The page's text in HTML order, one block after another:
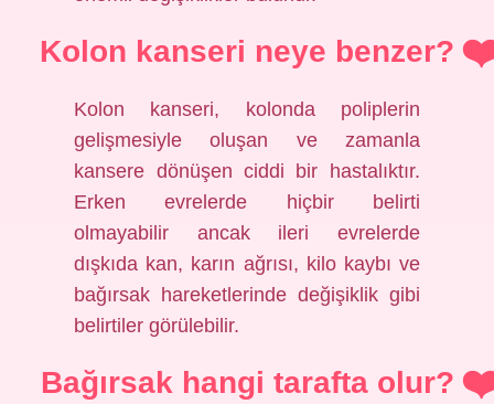
Kolon kanseri neye benzer?
Kolon kanseri, kolonda poliplerin
gelişmesiyle oluşan ve zamanla
kansere dönüşen ciddi bir hastalıktır.
Erken evrelerde hiçbir belirti
olmayabilir ancak ileri evrelerde
dışkıda kan, karın ağrısı, kilo kaybı ve
bağırsak hareketlerinde değişiklik gibi
belirtiler görülebilir.
Bağırsak hangi tarafta olur?